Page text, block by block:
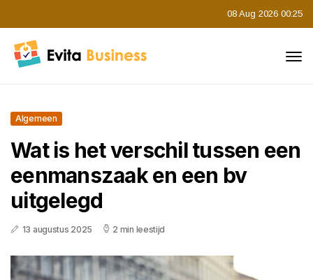
08 Aug 2026 00:25
Algemeen
Wat is het verschil tussen een
eenmanszaak en een bv
uitgelegd
13 augustus 2025 2 min leestijd